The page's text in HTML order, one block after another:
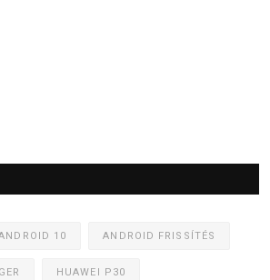
10 ANDROID FRISSÍTÉS
HUAWEI P30